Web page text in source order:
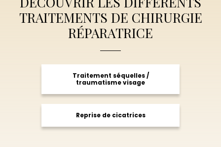
TRAITEMENTS DE CHIRURGIE
RÉPARATRICE
Traitement séquelles /
traumatisme visage
Reprise de cicatrices